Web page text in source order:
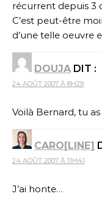
récurrent depuis 3
C’est peut-être
d’une telle oeuvre
DOUJA DIT :
24 AOÛT 2007 À 8H29
Voilà Bernard, tu
CARO[LINE]
24 AOÛT 2007 À 11H41
J’ai honte…